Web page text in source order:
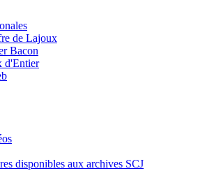
de Lajoux
Bacon
d'Entier
disponibles aux archives SCJ